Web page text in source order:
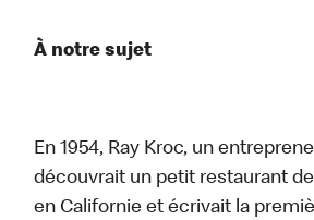
À notre sujet
En 1954, Ray Kroc, un
découvrait un petit restaurant
en Californie et écrivait la